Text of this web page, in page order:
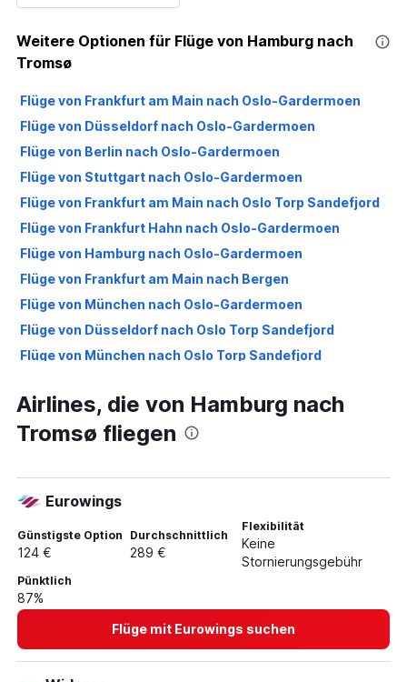
Weitere Optionen für Flüge von Hamburg nach
Tromsø
Flüge von Frankfurt am Main nach Oslo-Gardermoen
Flüge von Düsseldorf nach Oslo-Gardermoen
Flüge von Berlin nach Oslo-Gardermoen
Flüge von Stuttgart nach Oslo-Gardermoen
Flüge von Frankfurt am Main nach Oslo Torp Sandefjord
Flüge von Frankfurt Hahn nach Oslo-Gardermoen
Flüge von Hamburg nach Oslo-Gardermoen
Flüge von Frankfurt am Main nach Bergen
Flüge von München nach Oslo-Gardermoen
Flüge von Düsseldorf nach Oslo Torp Sandefjord
Flüge von München nach Oslo Torp Sandefjord
Flüge von Frankfurt am Main nach Tromsø
Flüge von Weeze, Niederrhein nach Oslo-Gardermoen
Flüge von Frankfurt am Main nach Trondheim
Flüge von Hamburg nach Oslo Torp Sandefjord
Flüge von Stuttgart nach Oslo Torp Sandefjord
Flüge von Frankfurt Hahn nach Bergen
Flüge von Berlin nach Bergen
Flüge von Köln nach Oslo Torp Sandefjord
Flüge von Köln nach Oslo-Gardermoen
Flüge von Düsseldorf nach Bergen
Airlines, die von Hamburg nach
Tromsø fliegen
Eurowings
Günstigste Option
124 €
Durchschnittlich
289 €
Flexibilität
Keine
Stornierungsgebühr
Pünktlich
87%
Flüge mit Eurowings suchen